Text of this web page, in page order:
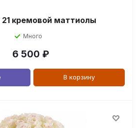
21 кремовой маттиолы
Много
6 500 ₽
В корзину